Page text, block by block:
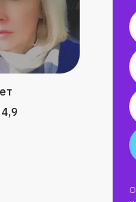
4,9